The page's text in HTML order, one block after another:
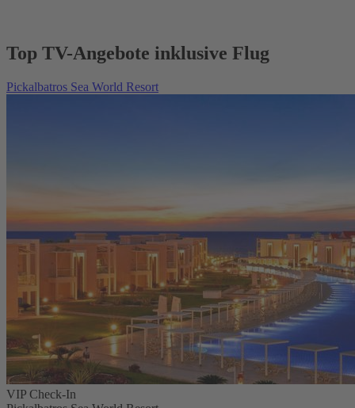
Top TV-Angebote inklusive Flug
Pickalbatros Sea World Resort
VIP Check-In